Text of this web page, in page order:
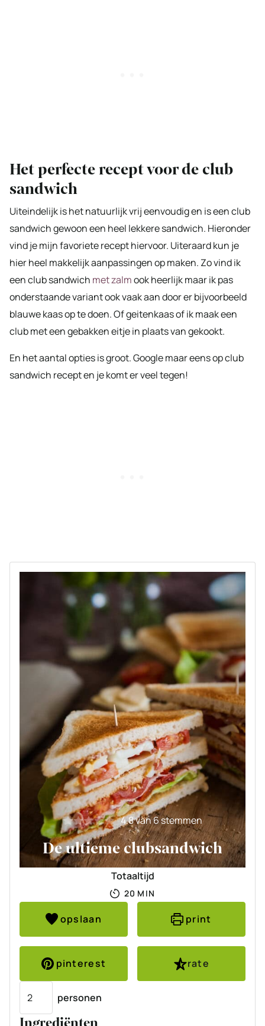
Het perfecte recept voor de club
sandwich
Uiteindelijk is het natuurlijk vrij eenvoudig en is een club
sandwich gewoon een heel lekkere sandwich. Hieronder
vind je mijn favoriete recept hiervoor. Uiteraard kun je
hier heel makkelijk aanpassingen op maken. Zo vind ik
een club sandwich met zalmook heerlijk maar ik pas
onderstaande variant ook vaak aan door er bijvoorbeeld
blauwe kaas op te doen. Of geitenkaas of ik maak een
club met een gebakken eitje in plaats van gekookt.
En het aantal opties is groot. Google maar eens op club
sandwich recept en je komt er veel tegen!
4.8van6stemmen
De ultieme clubsandwich
Totaaltijd
20 MINUTEN
MIN
opslaan print
pinterest
rate
personen